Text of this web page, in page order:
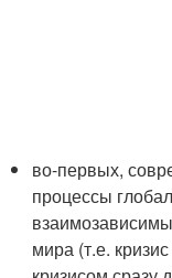
во-первых,
процессы
мира (т.е.